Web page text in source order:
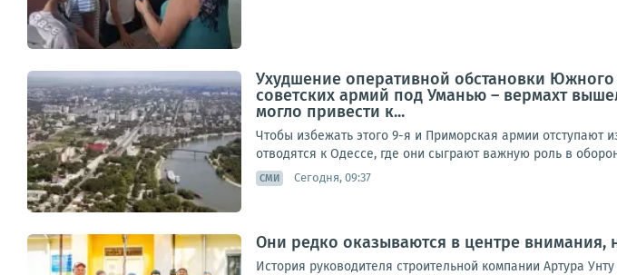
Ухудшение оперативной обстановки
советских армий под Уманью – вермахт
могло привести к...
Чтобы избежать этого 9-я и Приморская армии отступают
отводятся к Одессе, где они сыграют важную роль в
СМИ Сегодня, 09:37
Они редко оказываются в центре
История руководителя строительной компании Артура